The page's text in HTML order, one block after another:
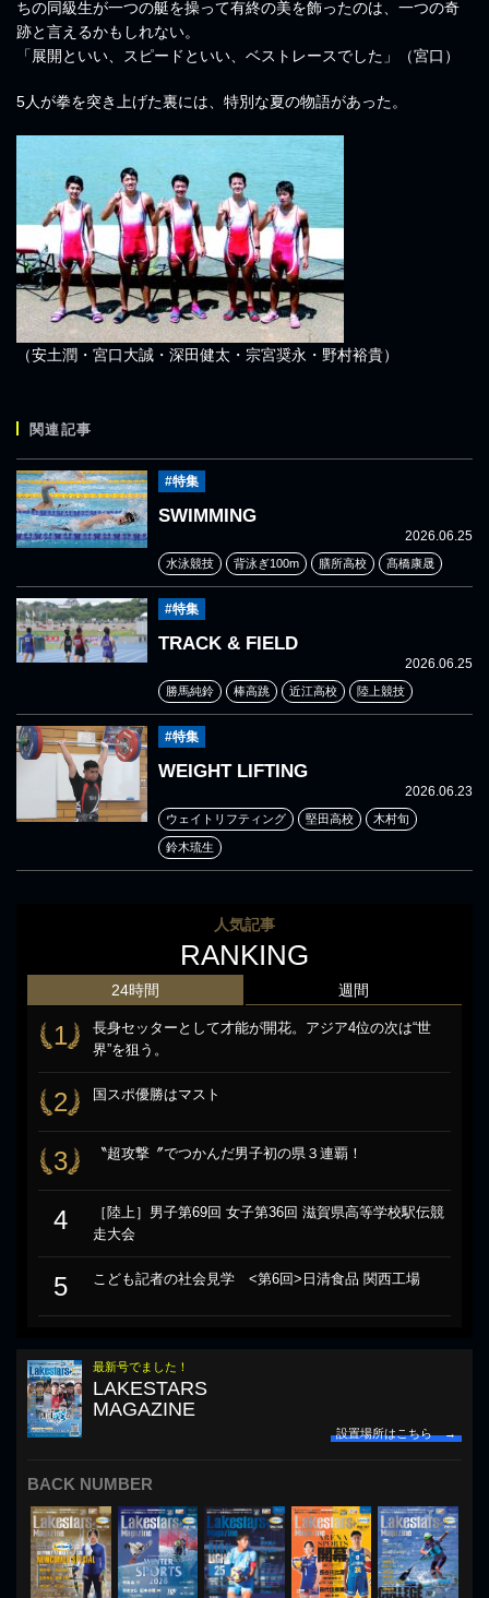
ちの同級生が一つの艇を操って有終の美を飾ったのは、一つの奇
跡と言えるかもしれない。
「展開といい、スピードといい、ベストレースでした」（宮口）
5人が拳を突き上げた裏には、特別な夏の物語があった。
（安土潤・宮口大誠・深田健太・宗宮奨永・野村裕貴）
関連記事
#特集
SWIMMING
2026.06.25
水泳競技 背泳ぎ100m 膳所高校 髙橋康晟
#特集
TRACK & FIELD
2026.06.25
勝馬純鈴 棒高跳 近江高校 陸上競技
#特集
WEIGHT LIFTING
2026.06.23
ウェイトリフティング 堅田高校 木村旬
鈴木琉生
人気記事
RANKING
24時間
1
長身セッターとして才能が開花。アジア4位の次は“世
界”を狙う。
2 国スポ優勝はマスト
3 〝超攻撃〞でつかんだ男子初の県３連覇！
4
［陸上］男子第69回 女子第36回 滋賀県高等学校駅伝競
走大会
5 こども記者の社会見学 <第6回>日清食品 関西工場
週間
最新号でました！
LAKESTARS
MAGAZINE
設置場所はこちら →
BACK NUMBER